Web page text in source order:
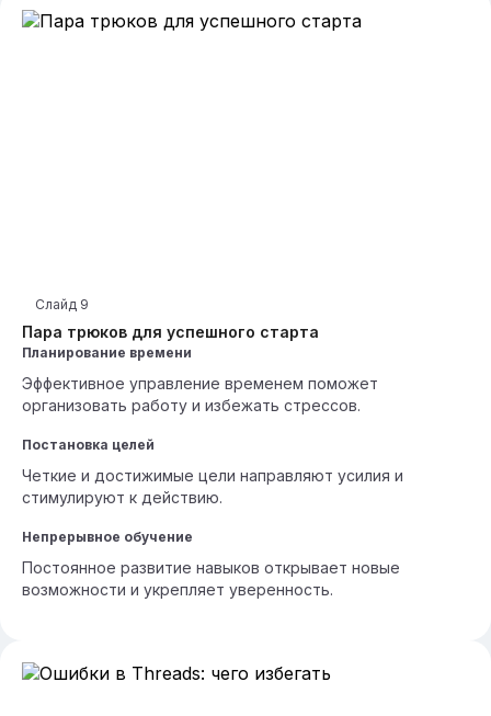
Пара трюков для успешного старта
Слайд 9
Планирование времени
Эффективное управление временем поможет
организовать работу и избежать стрессов.
Постановка целей
Четкие и достижимые цели направляют усилия и
стимулируют к действию.
Непрерывное обучение
Постоянное развитие навыков открывает новые
возможности и укрепляет уверенность.